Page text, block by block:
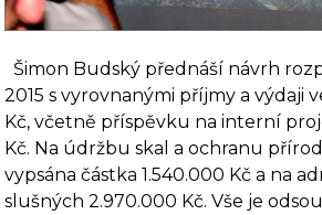
Šimon Budský přednáší návrh
2015 s vyrovnanými příjmy a výdaji
Kč, včetně příspěvku na interní
Kč. Na údržbu skal a ochranu
vypsána částka 1.540.000 Kč a na
slušných 2.970.000 Kč. Vše je